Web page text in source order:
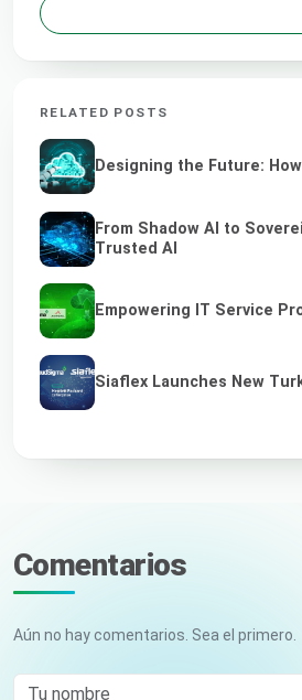
RELATED POSTS
Designing the Future:
From Shadow AI to
Trusted AI
Empowering IT Service
Siaflex Launches New
Comentarios
Aún no hay comentarios. Sea el primero.
Tu nombre